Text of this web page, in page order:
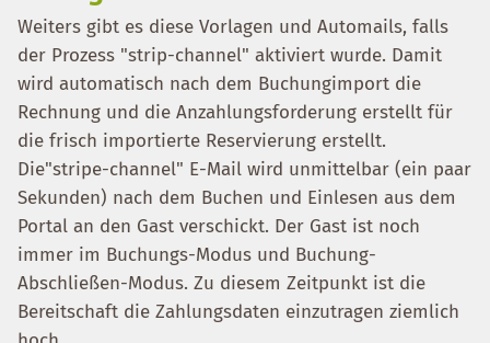
Weiters gibt es diese Vorlagen und Automails, falls
der Prozess "strip-channel" aktiviert wurde. Damit
wird automatisch nach dem Buchungimport die
Rechnung und die Anzahlungsforderung erstellt für
die frisch importierte Reservierung erstellt.
Die"stripe-channel" E-Mail wird unmittelbar (ein paar
Sekunden) nach dem Buchen und Einlesen aus dem
Portal an den Gast verschickt. Der Gast ist noch
immer im Buchungs-Modus und Buchung-
Abschließen-Modus. Zu diesem Zeitpunkt ist die
Bereitschaft die Zahlungsdaten einzutragen ziemlich